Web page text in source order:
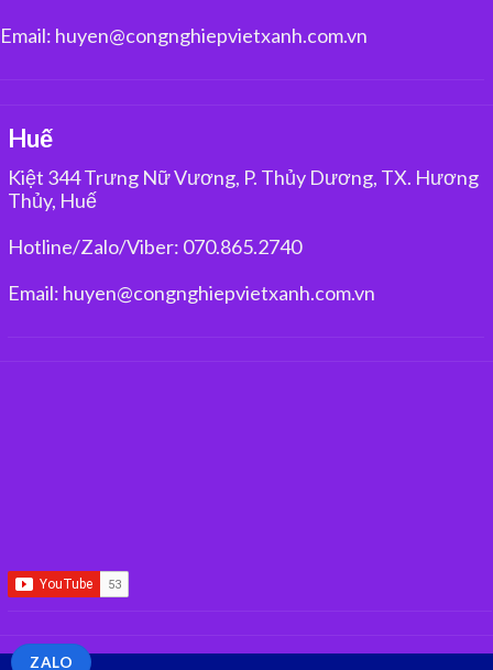
Email: huyen@congnghiepvietxanh.com.vn
Huế
Kiệt 344 Trưng Nữ Vương, P. Thủy Dương, TX. Hương
Thủy, Huế
Hotline/Zalo/Viber: 070.865.2740
Email: huyen@congnghiepvietxanh.com.vn
ZALO